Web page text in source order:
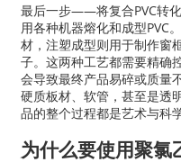
最后一步——将复合PVC转
用各种机器熔化和成型PVC
材，注塑成型则用于制作窗
子。这两种工艺都需要精确
会导致最终产品易碎或质量
硬质板材、软管，甚至是透
品的整个过程都是艺术与科
为什么要使用聚氯